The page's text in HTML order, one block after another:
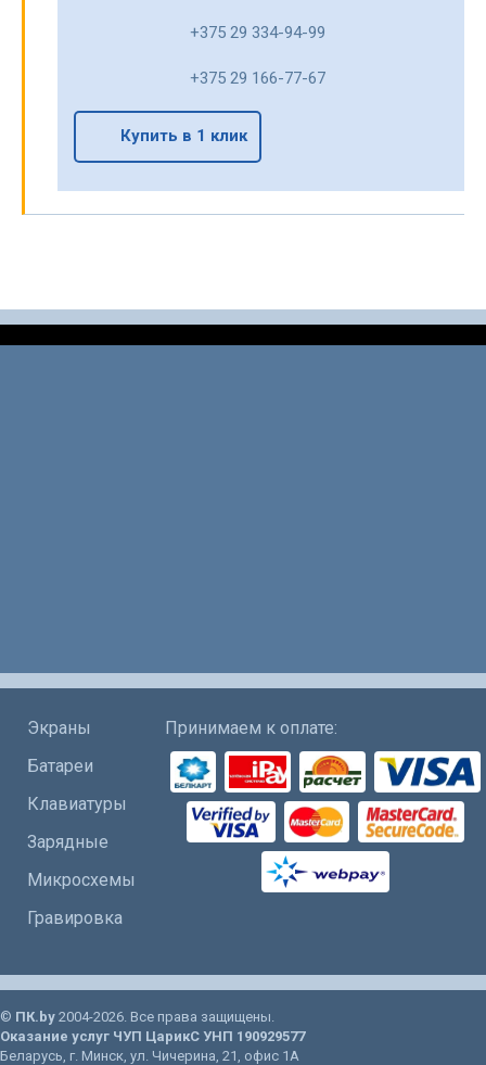
+375 29 334-94-99
+375 29 166-77-67
Купить в 1 клик
Экраны
Батареи
Клавиатуры
Зарядные
Микросхемы
Гравировка
Принимаем к оплате:
© ПК.by 2004-2026. Все права защищены.
Оказание услуг ЧУП ЦарикС УНП 190929577
Беларусь, г. Минск, ул. Чичерина, 21 , офис 1А